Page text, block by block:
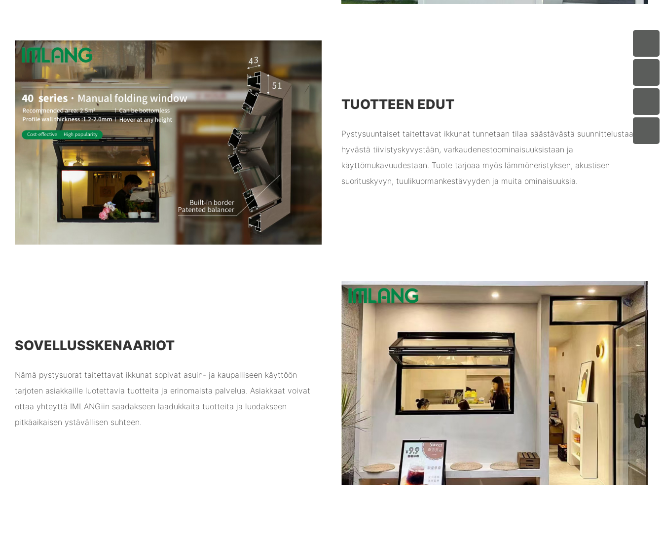
TUOTTEEN EDUT
Pystysuuntaiset taitettavat ikkunat tunnetaan tilaa säästävästä suunnittelustaan,
hyvästä tiivistyskyvystään, varkaudenestoominaisuuksistaan ​​ja
käyttömukavuudestaan. Tuote tarjoaa myös lämmöneristyksen, akustisen
suorituskyvyn, tuulikuormankestävyyden ja muita ominaisuuksia.
SOVELLUSSKENAARIOT
Nämä pystysuorat taitettavat ikkunat sopivat asuin- ja kaupalliseen käyttöön
tarjoten asiakkaille luotettavia tuotteita ja erinomaista palvelua. Asiakkaat voivat
ottaa yhteyttä IMLANGiin saadakseen laadukkaita tuotteita ja luodakseen
pitkäaikaisen ystävällisen suhteen.